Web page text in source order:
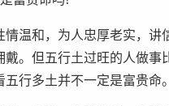
和，为人忠厚老实，讲
。但五行土过旺的人做
行多土并不一定是富贵命。